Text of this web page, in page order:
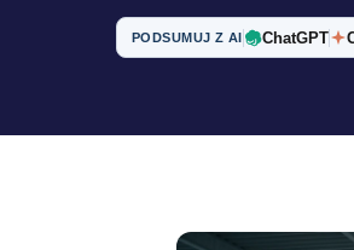
PODSUMUJ Z AI ChatGPT